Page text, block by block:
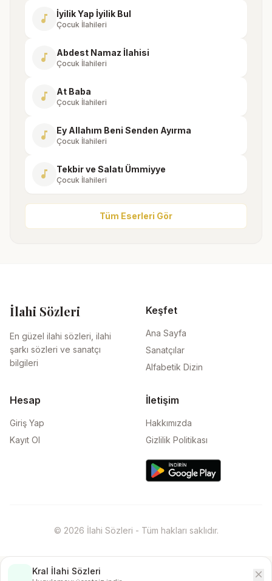
music_note İyilik Yap İyilik Bul
Çocuk İlahileri
music_note Abdest Namaz İlahisi
Çocuk İlahileri
music_note At Baba
Çocuk İlahileri
music_note Ey Allahım Beni Senden Ayırma
Çocuk İlahileri
music_note Tekbir ve Salatı Ümmiyye
Çocuk İlahileri
Tüm Eserleri Gör
İlahi Sözleri
En güzel ilahi sözleri, ilahi
şarkı sözleri ve sanatçı
bilgileri
Keşfet
Ana Sayfa
Sanatçılar
Alfabetik Dizin
Hesap
Giriş Yap
Kayıt Ol
İletişim
Hakkımızda
Gizlilik Politikası
© 2026 İlahi Sözleri - Tüm hakları saklıdır.
Kral İlahi Sözleri close